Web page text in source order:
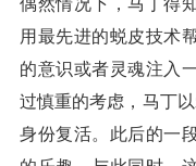
偶然情况下，马丁得
用最先进的蜕皮技术
的意识或者灵魂注入
过慎重的考虑，马丁
身份复活。此后的一